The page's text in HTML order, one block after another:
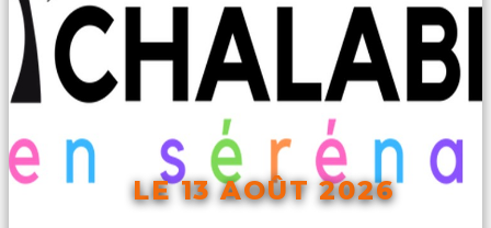
LE 13 AOÛT 2026